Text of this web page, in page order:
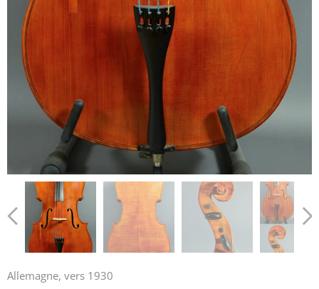
Allemagne, vers 1930